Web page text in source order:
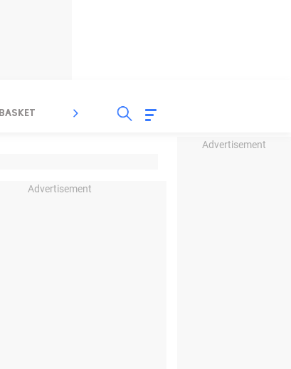
Advertisement
BASKET SPORT LAIN
Advertisement